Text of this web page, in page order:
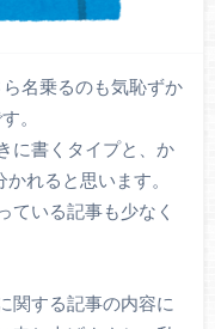
名乗るのも気恥ずか
。
に書くタイプと、か
れると思います。
ている記事も少なく
関する記事の内容に